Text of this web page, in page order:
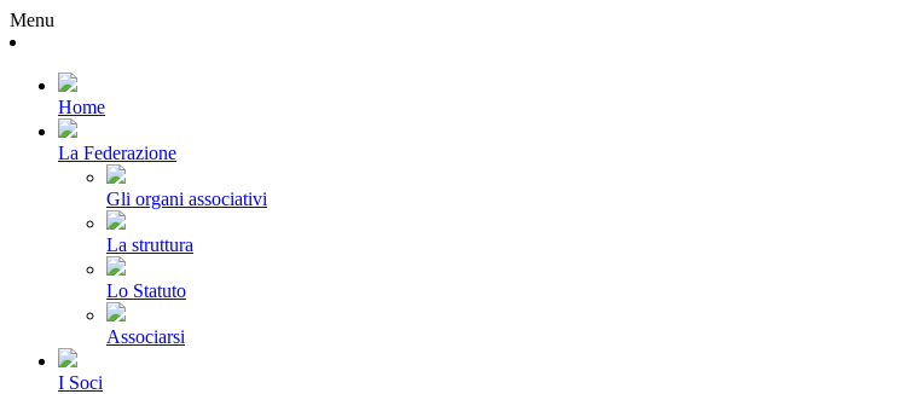
Menu
Home
La Federazione
Gli organi associativi
La struttura
Lo Statuto
Associarsi
I Soci